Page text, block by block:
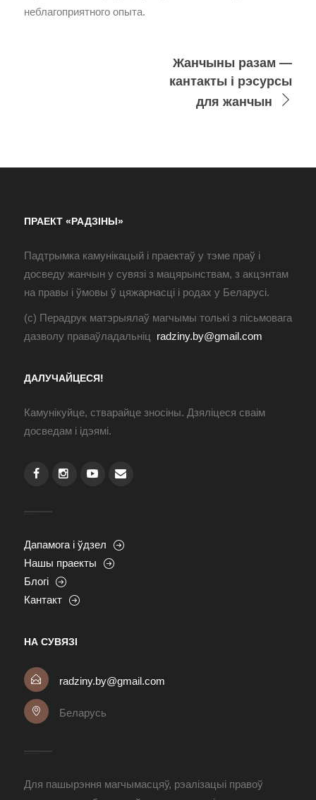
неблагоприятного опыта.
Жанчыны разам —
кантакты і рэсурсы
для жанчын
ПРАЕКТ «РАДЗІНЫ»
Падтрымка камунікацый і праектаў у тэме праў і
досведу жанчын у сувязі з мацярынствам, з акцэнтам
на правы і ўмовы ў цяжарнасці і родах у Беларусі.
(с) Перадрук матэрыялаў магчымы толькі з пісьмовага
дазволу праваўладальніц radziny.by@gmail.com
ДАЛУЧАЙЦЕСЯ!
Камунікуйце, стварайце зносіны. Дзяліцеся сваім
досведам і ідэямі.
Дапамога і ўдзел
Нашы праекты
Блогі
Кантакт
НА СУВЯЗІ
radziny.by@gmail.com
Беларусь
Для пашырэння магчымасцяў, рэалізацыі правоў